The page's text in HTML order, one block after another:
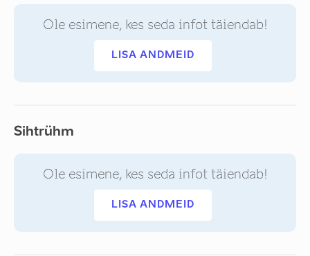
Ole esimene, kes seda infot täiendab!
LISA ANDMEID
Sihtrühm
Ole esimene, kes seda infot täiendab!
LISA ANDMEID